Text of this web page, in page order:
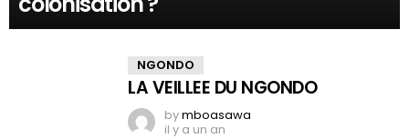
NGONDO
LA VEILLEE DU NGONDO
bymboasawa
il y a un an